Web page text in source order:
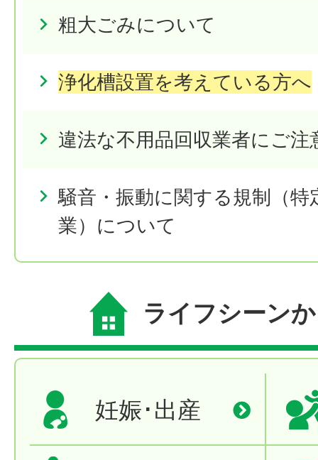
粗大ごみについて
浄化槽設置を考えている方へ
違法な不用品回収業者にご注
騒音・振動に関する規制（特
業）について
ライフシーン
妊娠･出産